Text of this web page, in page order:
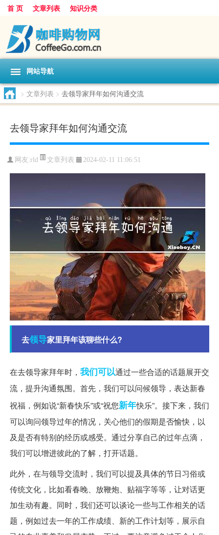
首 页 文章列表 知识分类
网站导航
> 文章列表 > 去领导家拜年如何沟通交流
去领导家拜年如何沟通交流
网友:rld 文章列表 2024-02-11 11:06:51
去领导家里拜年该聊些什么?
在去领导家拜年时， 我们可以通过一些合适的话题展开交
流，提升沟通氛围。首先，我们可以问候领导，表达新春
祝福，例如说“新春快乐”或“祝您新年快乐”。接下来，我们
可以询问领导过年的情况，关心他们的假期是否愉快，以
及是否有特别的经历或感受。通过分享自己的过年点滴，
我们可以增进彼此的了解，打开话题。
此外，在与领导交流时，我们可以提及具体的节日习俗或
传统文化，比如看春晚、放鞭炮、贴福字等等，让对话更
加生动有趣。同时，我们还可以谈论一些与工作相关的话
题，例如过去一年的工作成绩、新的工作计划等，展示自